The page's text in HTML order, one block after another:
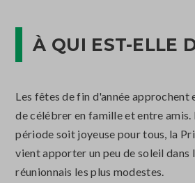
À QUI EST-ELLE
Les fêtes de fin d'année approchent
de célébrer en famille et entre amis.
période soit joyeuse pour tous, la
vient apporter un peu de soleil dans
réunionnais les plus modestes.